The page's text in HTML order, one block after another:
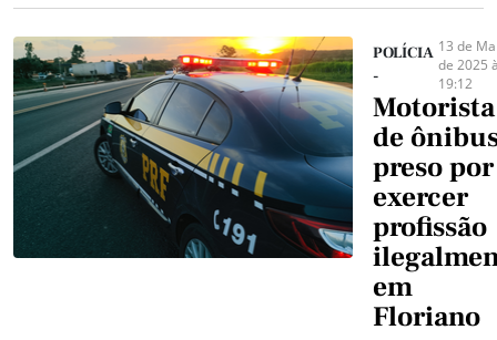
POLÍCIA
-
13 de
de 2025
19:12
Motorista
de
preso por
exercer
profissão
em
Floriano